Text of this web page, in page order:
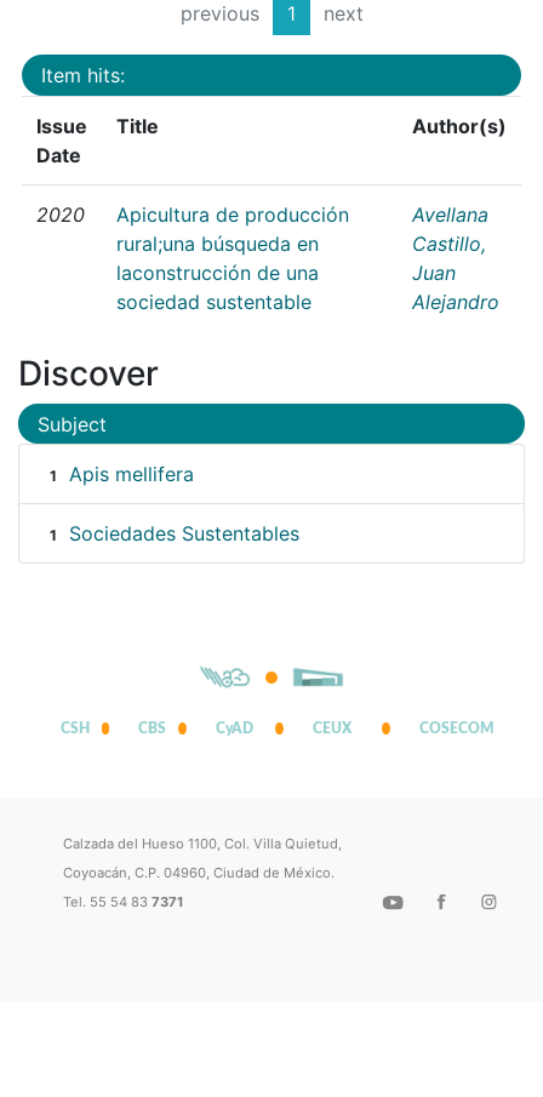
previous 1 next
Item hits:
Issue
Date
Title Author(s)
2020
Apicultura de producción
rural;una búsqueda en
laconstrucción de una
sociedad sustentable
Avellana
Castillo,
Juan
Alejandro
Discover
Subject
1 Apis mellifera
1 Sociedades Sustentables
CSH CBS CyAD CEUX COSECOM
Calzada del Hueso 1100, Col. Villa Quietud,
Coyoacán, C.P. 04960, Ciudad de México.
Tel. 55 54 837371